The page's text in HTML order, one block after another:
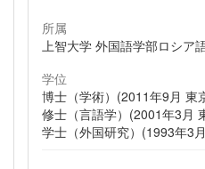
所属
上智大学 外国語学部ロシア
学位
博士（学術）(2011年9月 東
修士（言語学）(2001年3月
学士（外国研究）(1993年3